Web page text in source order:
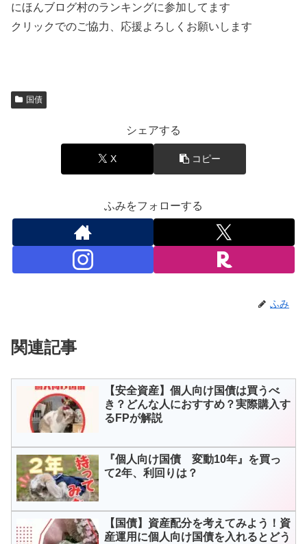
にほんブログ村のランキングに参加してます
クリックでのご協力、応援よろしくお願いします
国債
シェアする
X コピー
ふみをフォローする
ふみ
関連記事
【安全資産】個人向け国債は買うべ
き？どんな人におすすめ？実際購入す
るFPが解説
『個人向け国債 変動10年』を買っ
て2年、利回りは？
【国債】資産配分を考えてみよう！資
産運用に個人向け国債を入れるとどう